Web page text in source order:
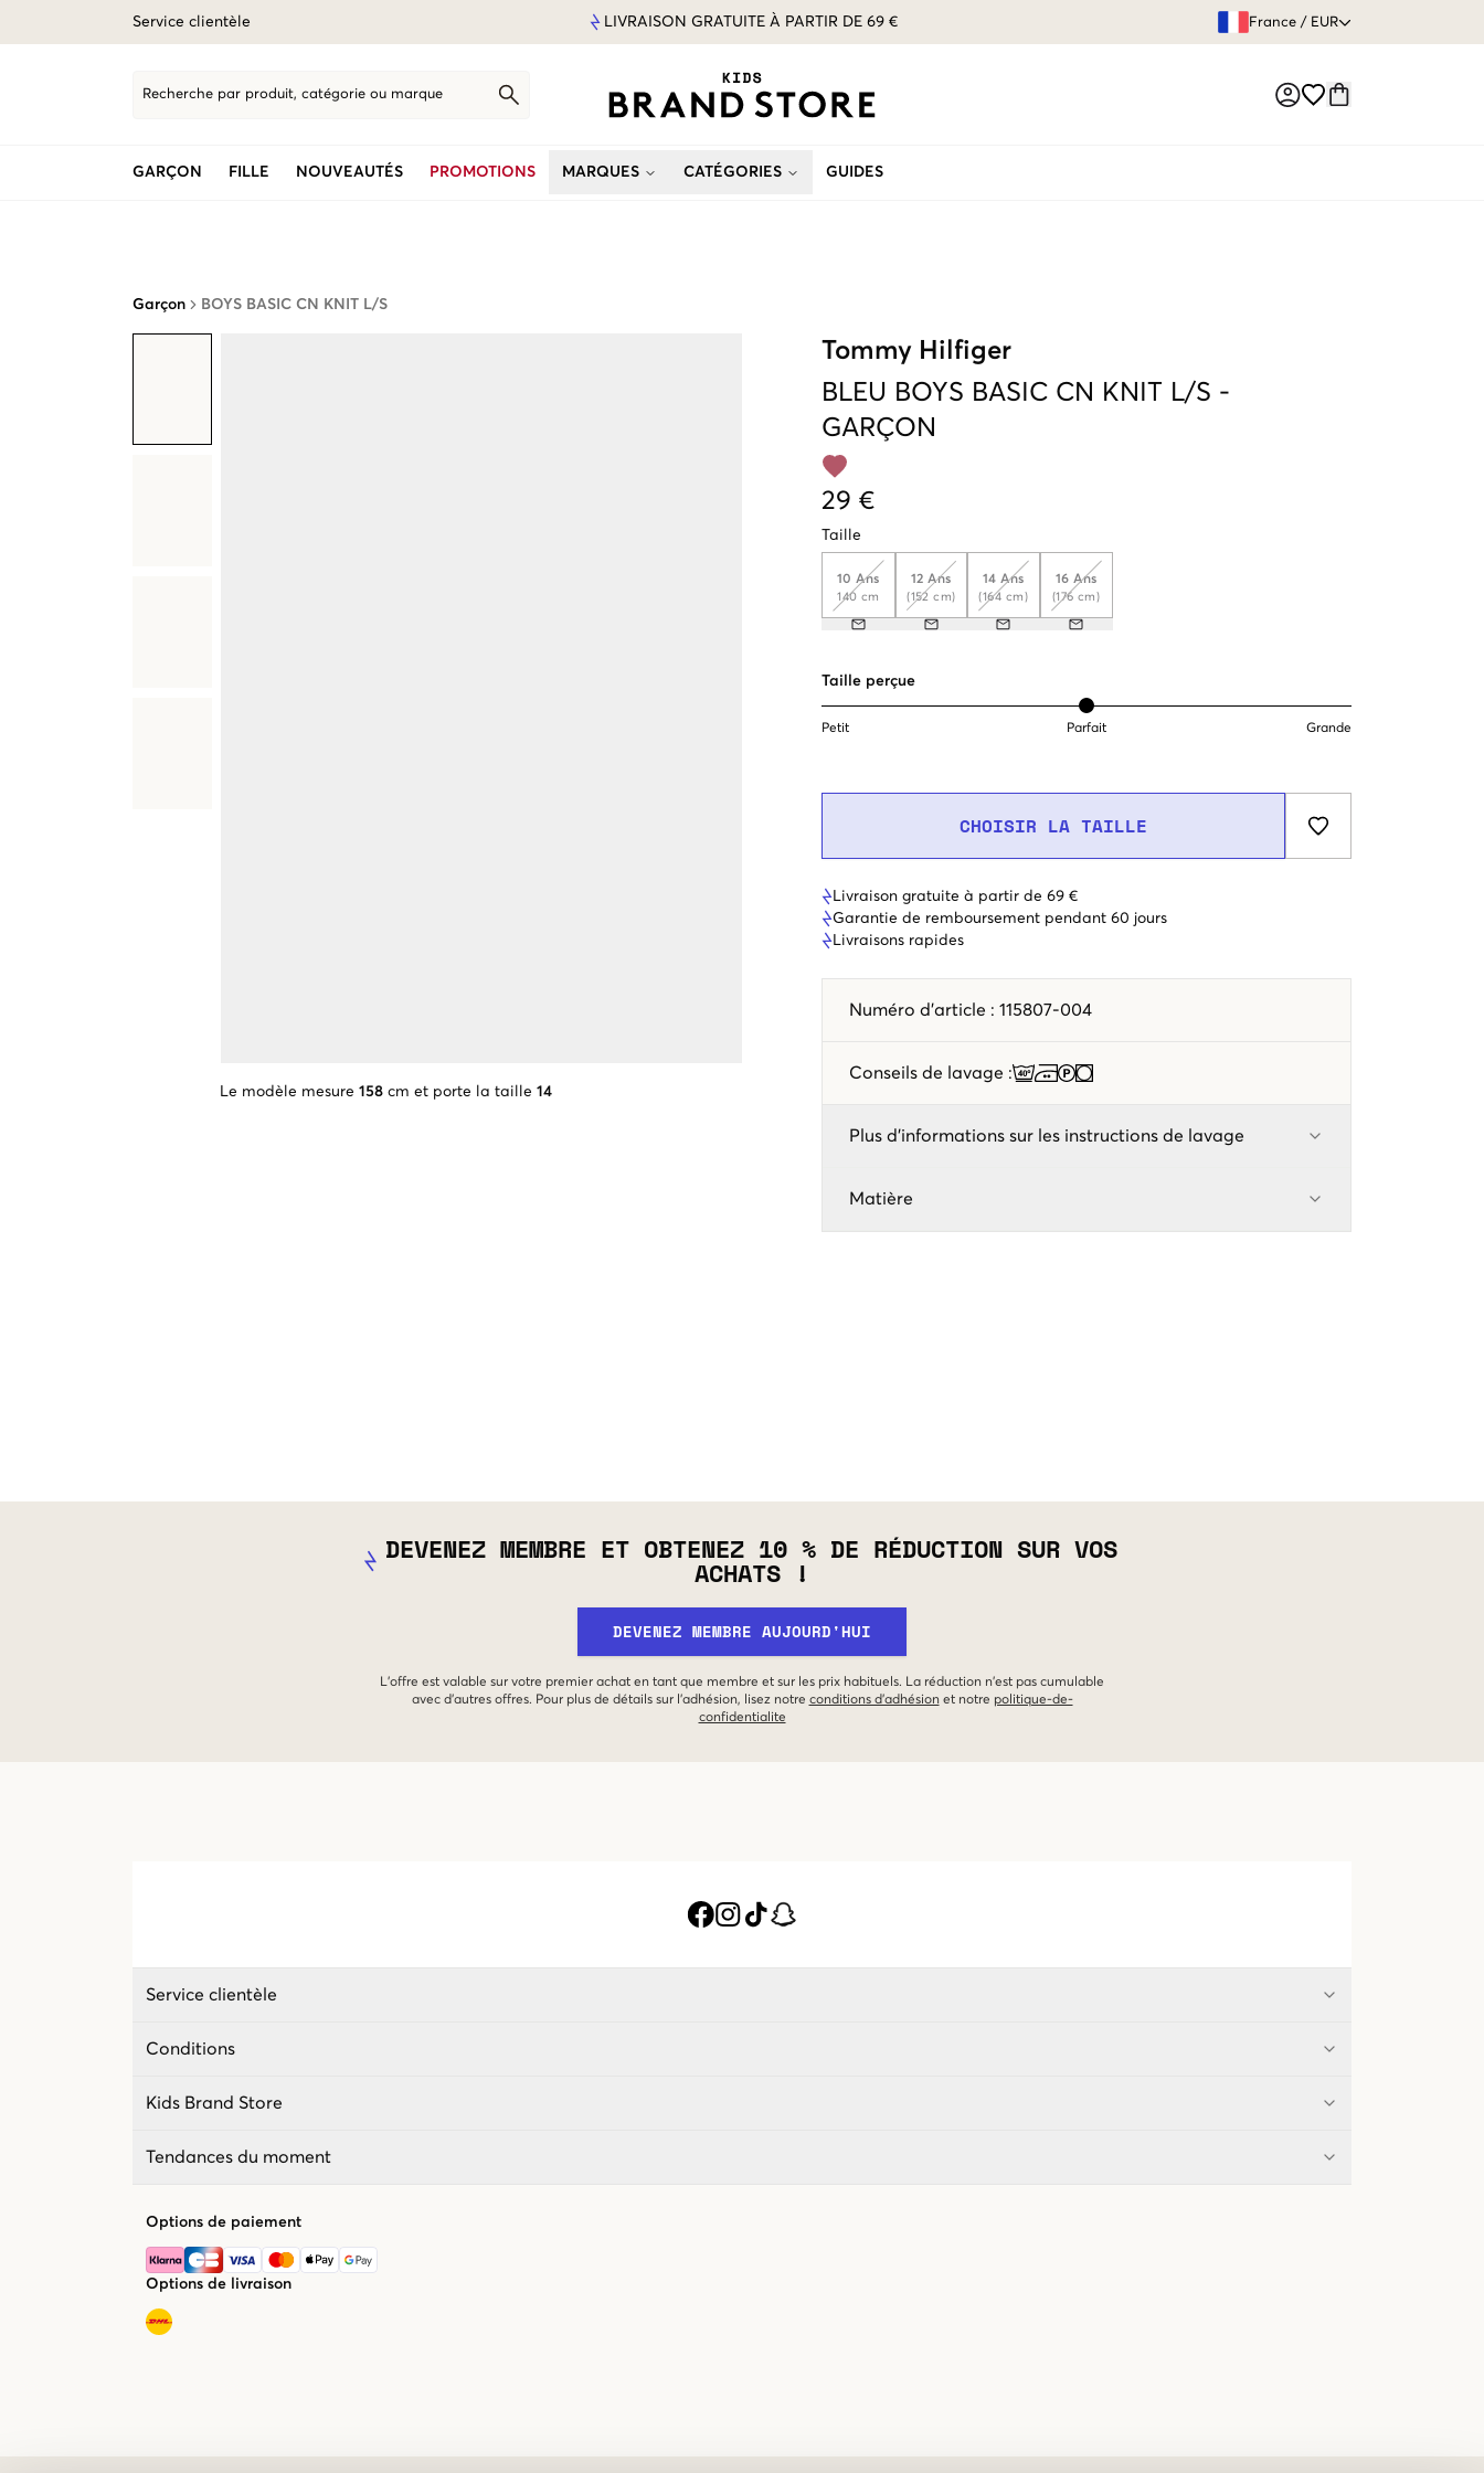
Service clientèle LIVRAISON GRATUITE À PARTIR DE 69 € GARANTIE DE
France / EUR
Recherche par produit, catégorie ou marque
GARÇON FILLE NOUVEAUTÉS PROMOTIONS MARQUES CATÉGORIES GUIDES
Garçon BOYS BASIC CN KNIT L/S
Le modèle mesure 158 cm et porte la taille 14
Tommy Hilfiger
BLEU BOYS BASIC CN KNIT L/S -
GARÇON
29 €
Taille
10 Ans
140 cm
12 Ans
(152 cm)
14 Ans
(164 cm)
16 Ans
(176 cm)
Taille perçue
Petit Parfait Grande
CHOISIR LA TAILLE
Livraison gratuite à partir de 69 €
Garantie de remboursement pendant 60 jours
Livraisons rapides
Numéro d'article : 115807-004
Conseils de lavage :
Plus d'informations sur les instructions de lavage
Matière
DEVENEZ MEMBRE ET OBTENEZ 10 % DE RÉDUCTION SUR VOS
ACHATS !
DEVENEZ MEMBRE AUJOURD'HUI
L'offre est valable sur votre premier achat en tant que membre et sur les prix habituels. La réduction n'est pas cumulable
avec d'autres offres. Pour plus de détails sur l'adhésion, lisez notre conditions d'adhésion et notre politique-de-
confidentialite
Service clientèle
Conditions
Kids Brand Store
Tendances du moment
Options de paiement
Options de livraison